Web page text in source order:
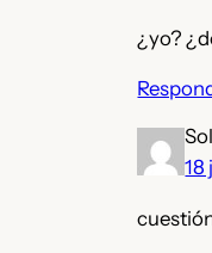
¿yo?
18